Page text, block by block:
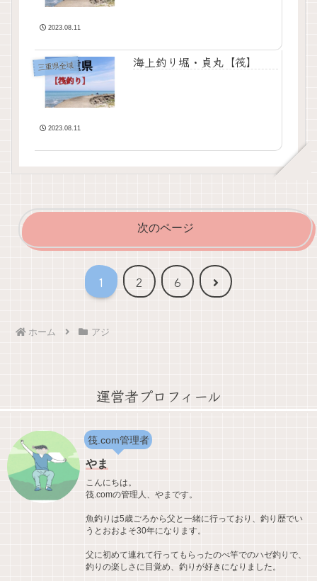
2023.08.11
三重県全域 海上釣り堀・貞丸【筏】
2023.08.11
次のページ
1 2 6
次
ホーム アジ
運営者プロフィール
筏.com管理者
やま
こんにちは。
筏.comの管理人、やまです。
魚釣りは5歳ごろから父と一緒に行っており、釣り歴でい
うとおおよそ30年になります。
父に初めて連れて行ってもらったのべ竿でのハゼ釣りで、
釣りの楽しさに目覚め、釣りが好きになりました。